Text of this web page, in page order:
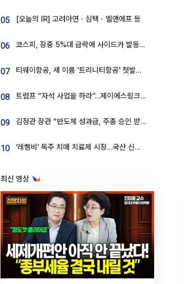
05 [오늘의 IR] 고려아연ㆍ심텍ㆍ엘앤에프 등
06 코스피, 장중 5%대 급락에 사이드카 발동…삼성·SK 동반 폭락
07 티웨이항공, 새 이름 '트리니티항공' 첫발…SSC 전략 본격화
08 트럼프 “자석 사업을 하라”…제이에스링크, 비중국 영구자석 공급망 구축 속도
09 김정관 장관 “반도체 성과급, 주총 승인 받도록”…상법·자본시장법 개정 시사
10 ‘레켐비’ 독주 치매 치료제 시장…국산 신약 등장하나
최신 영상